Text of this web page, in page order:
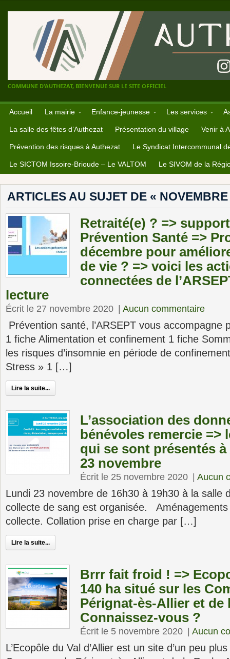
COMMUNE D'AUTHEZAT, BIENVENUE SUR LE SITE OFFICIEL
Accueil La mairie Enfance-jeunesse Les services
La salle des fêtes d’Authezat Présentation du village Venir à
Prévention des risques à Authezat Le Syndicat Intercommunal
Le SICTOM Issoire-Brioude – Le VALTOM Le SIVOM de la
ARTICLES AU SUJET DE «
Retraité(e) ? =>
Prévention Santé =>
décembre pour
de vie ? => voici les
connectées de
lecture
Écrit le 27 novembre 2020 Aucun commentaire
Prévention santé, l’ARSEPT vous accompagne
1 fiche Alimentation et confinement 1 fiche
les risques d’insomnie en période de
Stress » 1 […]
Lire la suite...
L’association des
bénévoles remercie =>
qui se sont présentés
23 novembre
Écrit le 25 novembre 2020 Aucun
Lundi 23 novembre de 16h30 à 19h30 à la salle
collecte de sang est organisée.
collecte. Collation prise en charge par […]
Lire la suite...
Brrr fait froid ! =>
140 ha situé sur les
Pérignat-ès-Allier et de
Connaissez-vous ?
Écrit le 5 novembre 2020 Aucun
L’Ecopôle du Val d’Allier est un site d’un peu